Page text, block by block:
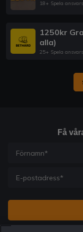
18+ Spela
1250kr
alla)
25+ Spela
Få